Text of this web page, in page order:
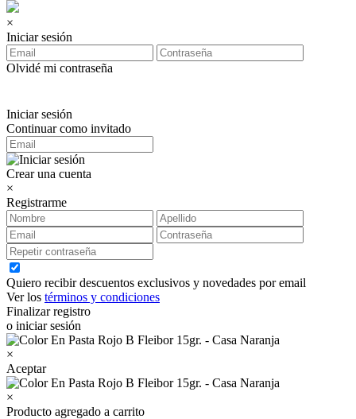
×
Iniciar sesión
Olvidé mi contraseña
Iniciar sesión
Continuar como invitado
Crear una cuenta
×
Registrarme
Quiero recibir descuentos exclusivos y novedades por email
Ver los términos y condiciones
Finalizar registro
o iniciar sesión
×
Aceptar
×
Producto agregado a carrito